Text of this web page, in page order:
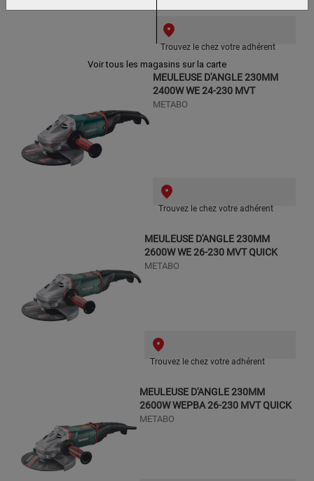
Trouvez le chez votre adhérent
MEULEUSE D'ANGLE 230MM
2400W WE 24-230 MVT
METABO
Trouvez le chez votre adhérent
MEULEUSE D'ANGLE 230MM
2600W WE 26-230 MVT QUICK
METABO
Trouvez le chez votre adhérent
MEULEUSE D'ANGLE 230MM
2600W WEPBA 26-230 MVT QUICK
METABO
Voir tous les magasins sur la carte